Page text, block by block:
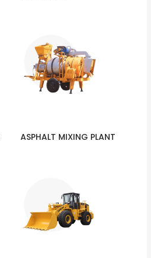
ASPHALT MIXING PLANT